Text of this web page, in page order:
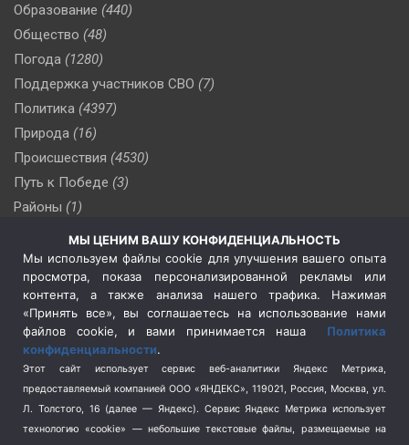
Образование (440)
Общество (48)
Погода (1280)
Поддержка участников СВО (7)
Политика (4397)
Природа (16)
Происшествия (4530)
Путь к Победе (3)
Районы (1)
(510)
Сельское хозяйство (3)
Социальная политика
(3)
Спецоперация в Украине
Спецоперация на Украине
(404)
Спорт (740)
Терроризм (1)
Транспорт (262)
МЫ ЦЕНИМ ВАШУ КОНФИДЕНЦИАЛЬНОСТЬ
Мы используем файлы cookie для улучшения вашего опыта
просмотра, показа персонализированной рекламы или
контента, а также анализа нашего трафика. Нажимая
«Принять все», вы соглашаетесь на использование нами
файлов cookie, и вами принимается наша Политика
конфиденциальности.
Этот сайт использует сервис веб-аналитики Яндекс Метрика,
предоставляемый компанией ООО «ЯНДЕКС», 119021, Россия, Москва, ул.
Л. Толстого, 16 (далее — Яндекс). Сервис Яндекс Метрика использует
технологию «cookie» — небольшие текстовые файлы, размещаемые на